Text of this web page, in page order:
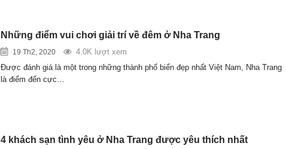
Những điểm vui chơi giải trí về đêm ở Nha Trang
19 Th2, 2020
4.0K lượt xem
Được đánh giá là một trong những thành phố biển đẹp nhất Việt Nam, Nha Trang
là điểm đến cực…
4 khách sạn tình yêu ở Nha Trang được yêu thích nhất